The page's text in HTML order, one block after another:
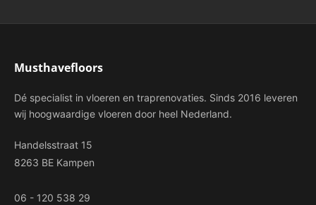
Musthavefloors
Dé specialist in vloeren en traprenovaties. Sinds 2016 leveren
wij hoogwaardige vloeren door heel Nederland.
Handelsstraat 15
8263 BE Kampen
06 - 120 538 29